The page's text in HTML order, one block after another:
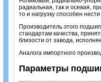
радиальная, так и осевая,
то и нагрузку способен
Производитель этого
стандартам качества,
близости от завода,
Аналога импортного
Параметры